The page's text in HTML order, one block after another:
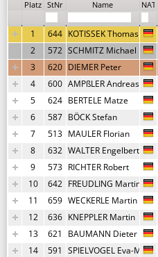
Platz StNr Name NAT
1 644 KOTISSEK Thomas
2
572 SCHMITZ Michael
3
620 DIEMER Peter
4
600 AMPßLER Andreas
5
624 BERTELE Matze
6
587 BÖCK Stefan
7
513 MAULER Florian
8
632 WALTER Engelbert
9
573 RICHTER Robert
10
642 FREUDLING Martin
11
659 WECKERLE Martin
12
636 KNEPPLER Martin
13
621 BAUMANN Dieter
14
591 SPIELVOGEL Eva-Marie